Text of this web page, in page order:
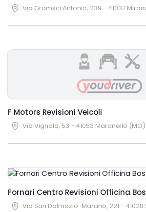
Via Gramsci Antonio, 239 - 41037
F Motors Revisioni Veicoli
Via Vignola, 53 - 41053 Maranello (MO)
Fornari Centro Revisioni Officina
Via San Dalmazio-Marano, 221 -